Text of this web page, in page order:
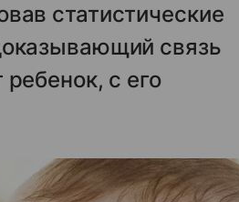
статистические
связь
с его